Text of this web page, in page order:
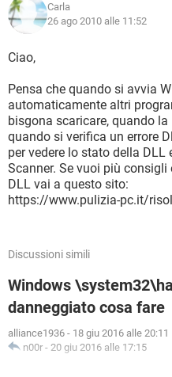
Carla
26 ago 2010 alle 11:52
Ciao,
Pensa che quando si avvia
automaticamente altri
bisgona scaricare, quando
quando si verifica un errore
per vedere lo stato della DLL
Scanner. Se vuoi più
DLL vai a questo sito:
https://www.pulizia-pc.it/
Discussioni simili
Windows
danneggiato cosa fare
alliance1936 - 18 giu 2016 alle 20:11
n00r - 20 giu 2016 alle 17:15